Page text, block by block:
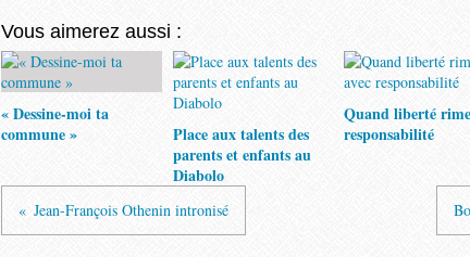
Vous aimerez aussi :
« Dessine-moi ta
commune »
Place aux talents des
parents et enfants au
Diabolo
Quand liberté
responsabilité
Jean-François Othenin intronisé